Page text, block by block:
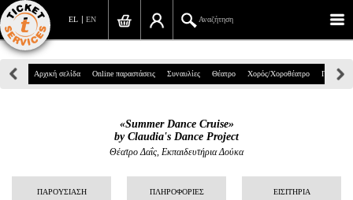
EN
EL Αναζήτηση
Πανεπιστημίου 39, Αθήνα
info@ticketservices.gr
Σύνδεση/Εγγραφή
Αρχική σελίδα Online παραστάσεις Συναυλίες Θέατρο Χορός/Χοροθέατρο Παιδικά
«Summer Dance Cruise»
by Claudia's Dance Project
Θέατρο Δαΐς, Εκπαιδευτήρια Δούκα
ΠΑΡΟΥΣΙΑΣΗ ΠΛΗΡΟΦΟΡΙΕΣ ΕΙΣΙΤΗΡΙΑ